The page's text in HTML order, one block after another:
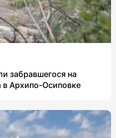
забравшегося на
в Архипо-Осиповке